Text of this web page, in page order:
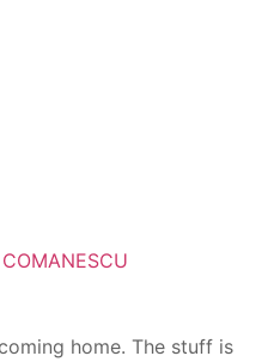
home. The stuff is